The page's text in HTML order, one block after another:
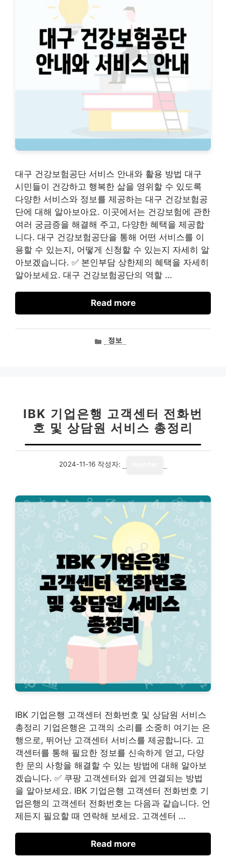
대구 건강보험공단 서비스 안내와 활용 방법 대구
시민들이 건강하고 행복한 삶을 영위할 수 있도록
다양한 서비스와 정보를 제공하는 대구 건강보험공
단에 대해 알아보아요. 이곳에서는 건강보험에 관한
여러 궁금증을 해결해 주고, 다양한 혜택을 제공합
니다. 대구 건강보험공단을 통해 어떤 서비스를 이
용할 수 있는지, 어떻게 신청할 수 있는지 자세히 알
아보겠습니다. ✅ 본인부담 상한제의 혜택을 자세히
알아보세요. 대구 건강보험공단의 역할 …
Read more
카정보
IBK 기업은행 고객센터 전화번
호 및 상담원 서비스 총정리
2024-11-16 작성자:
IBK 기업은행 고객센터 전화번호 및 상담원 서비스
총정리 기업은행은 고객의 소리를 소중히 여기는 은
행으로, 뛰어난 고객센터 서비스를 제공합니다. 고
객센터를 통해 필요한 정보를 신속하게 얻고, 다양
한 문의 사항을 해결할 수 있는 방법에 대해 알아보
겠습니다. ✅ 쿠팡 고객센터와 쉽게 연결되는 방법
을 알아보세요. IBK 기업은행 고객센터 전화번호 기
업은행의 고객센터 전화번호는 다음과 같습니다. 언
제든지 필요할 때 연락해 보세요. 고객센터 …
Read more